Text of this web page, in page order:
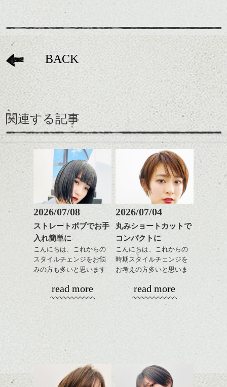
BACK
関連する記事
2026/07/08
ストレートボブでお手
入れ簡単に
こんにちは、これからの
スタイルチェンジをお悩
みの方も多いと思います
やっぱりボブでお手入れ
しやすいスタイルだと毎
あご下のラインでやや長
も出しやすくていろいろ
read more
2026/07/04
丸みショートカットで
コンパクトに
こんにちは、これからの
時期スタイルチェンジを
お考えの方多いと思いま
コンパクトなフォルムが
そんなショートカット。
read more